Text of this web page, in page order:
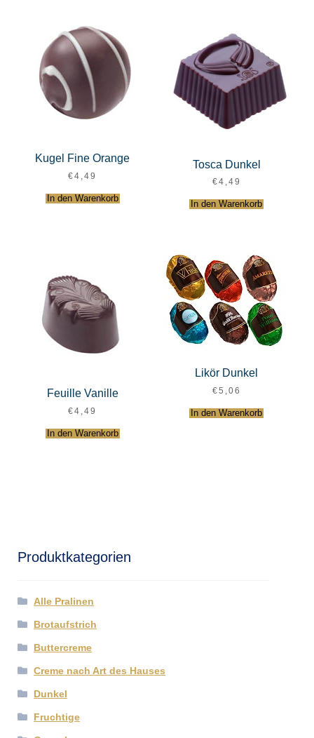
Kugel Fine Orange
€4,49
In den Warenkorb
Tosca Dunkel
€4,49
In den Warenkorb
Feuille Vanille
€4,49
In den Warenkorb
Likör Dunkel
€5,06
In den Warenkorb
Produktkategorien
Alle Pralinen
Brotaufstrich
Buttercreme
Creme nach Art des Hauses
Dunkel
Fruchtige